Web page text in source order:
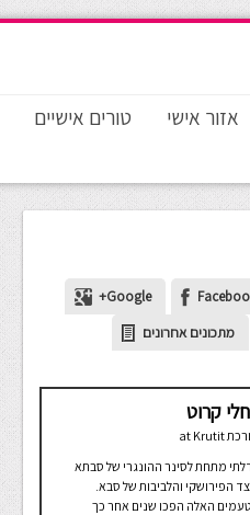
אזור אישי טורים אישיים
Google+
מתכונים אחרונים
קרוט
Krutit
מתחת לסינר ההונגרי של סבתא
הפירושקי והלביבות של סבא.
האלה הפכו שנים אחר כך